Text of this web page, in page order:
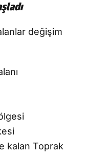
değişim
kalan Toprak